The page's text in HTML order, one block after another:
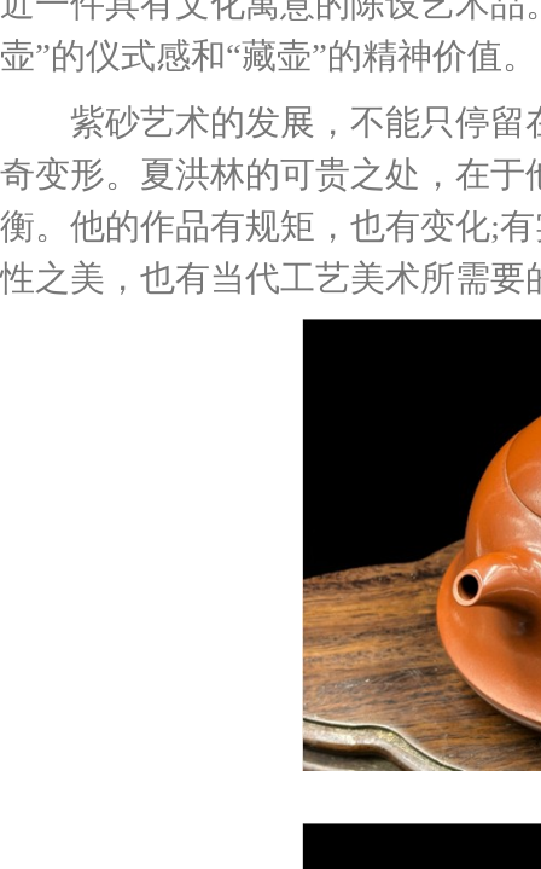
壶”的仪式感和“藏壶”的精神价值。
紫砂艺术的发展，不能只停留
奇变形。夏洪林的可贵之处，在
衡。他的作品有规矩，也有变化;
性之美，也有当代工艺美术所需要